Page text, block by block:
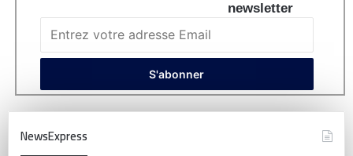
newsletter
NewsExpress